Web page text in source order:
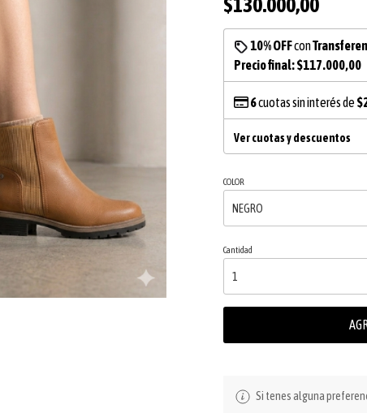
10% OFFcon
Precio final:$117.000,00
6cuotas sin interés de
Ver cuotas y descuentos
COLOR
Cantidad
Si tenes alguna